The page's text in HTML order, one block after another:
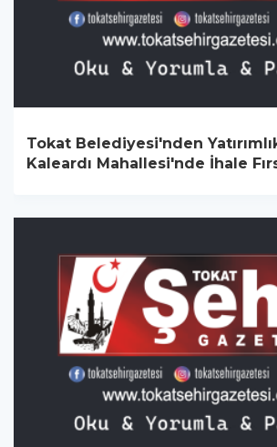
Tokat Belediyesi'nden
Kaleardı Mahallesi'nde İhale